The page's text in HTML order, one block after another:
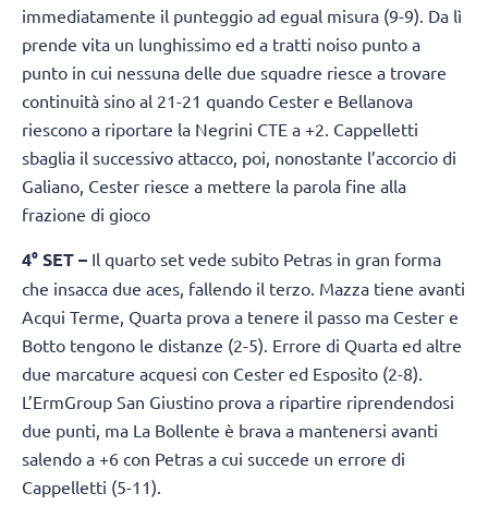
immediatamente il punteggio ad egual misura (9-9). Da lì
prende vita un lunghissimo ed a tratti noiso punto a
punto in cui nessuna delle due squadre riesce a trovare
continuità sino al 21-21 quando Cester e Bellanova
riescono a riportare la Negrini CTE a +2. Cappelletti
sbaglia il successivo attacco, poi, nonostante l’accorcio di
Galiano, Cester riesce a mettere la parola fine alla
frazione di gioco
4° SET – Il quarto set vede subito Petras in gran forma
che insacca due aces, fallendo il terzo. Mazza tiene avanti
Acqui Terme, Quarta prova a tenere il passo ma Cester e
Botto tengono le distanze (2-5). Errore di Quarta ed altre
due marcature acquesi con Cester ed Esposito (2-8).
L’ErmGroup San Giustino prova a ripartire riprendendosi
due punti, ma La Bollente è brava a mantenersi avanti
salendo a +6 con Petras a cui succede un errore di
Cappelletti (5-11).